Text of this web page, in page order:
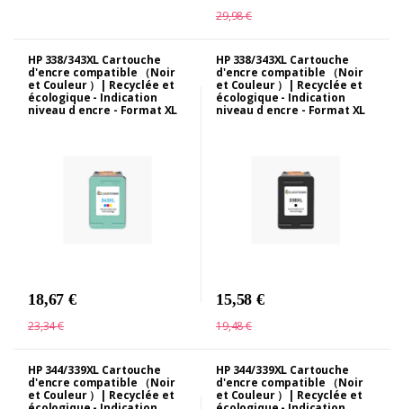
29,98 €
HP 338/343XL Cartouche
d'encre compatible （Noir
et Couleur ）| Recyclée et
écologique - Indication
niveau d encre - Format XL
18,67 €
23,34 €
HP 338/343XL Cartouche
d'encre compatible （Noir
et Couleur ）| Recyclée et
écologique - Indication
niveau d encre - Format XL
15,58 €
19,48 €
HP 344/339XL Cartouche
d'encre compatible （Noir
et Couleur ）| Recyclée et
HP 344/339XL Cartouche
d'encre compatible （Noir
et Couleur ）| Recyclée et